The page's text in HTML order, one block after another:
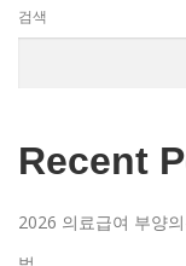
검색
Recent
2026 의료급여 부양